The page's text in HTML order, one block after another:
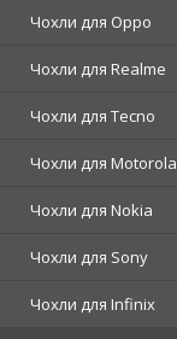
Чохли для Oppo
Чохли для Realme
Чохли для Tecno
Чохли для Motorola
Чохли для Nokia
Чохли для Sony
Чохли для Infinix